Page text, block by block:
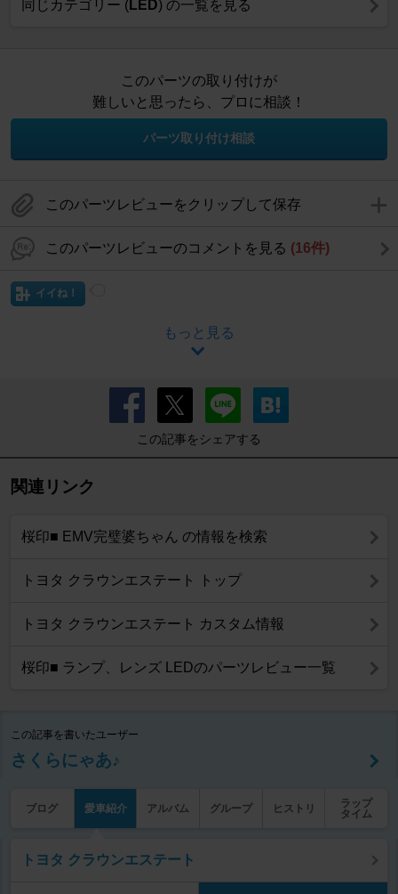
同じカテゴリー ( LED) の一覧を見る
このパーツの取り付けが
難しいと思ったら、プロに相談！
パーツ取り付け相談
このパーツレビューをクリップして保存
このパーツレビューのコメントを見る (16件)
イイね！
もっと見る
この記事をシェアする
関連リンク
桜印■ EMV完璧婆ちゃん の情報を検索
トヨタ クラウンエステート トップ
トヨタ クラウンエステート カスタム情報
桜印■ ランプ、レンズ LEDのパーツレビュー一覧
この記事を書いたユーザー
さくらにゃあ♪
ブログ 愛車紹介 アルバム グループ ヒストリ
ラップ
タイム
トヨタ クラウンエステート